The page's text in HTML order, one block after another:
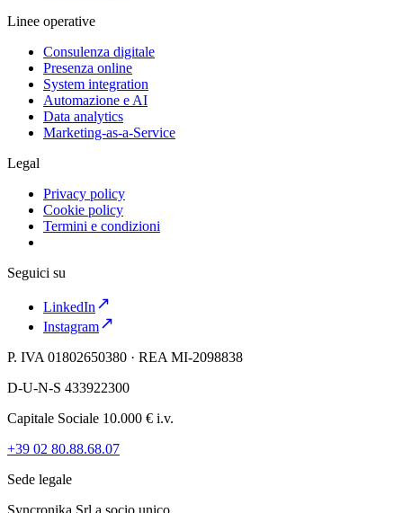
Linee operative
Consulenza digitale
Presenza online
System integration
Automazione e AI
Data analytics
Marketing-as-a-Service
Legal
Privacy policy
Cookie policy
Termini e condizioni
Seguici su
LinkedIn
Instagram
P. IVA 01802650380 · REA MI-2098838
D-U-N-S 433922300
Capitale Sociale 10.000 € i.v.
+39 02 80.88.68.07
Sede legale